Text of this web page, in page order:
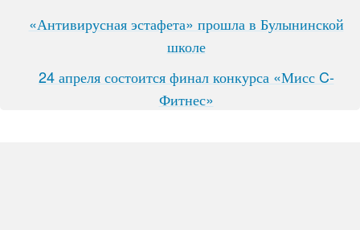
«Антивирусная эстафета» прошла в Булынинской
школе
24 апреля состоится финал конкурса «Мисс C-
Фитнес»